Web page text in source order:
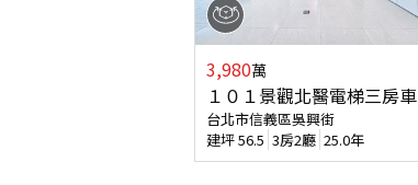
3,980萬
１０１景觀北醫電梯三房車
台北市信義區吳興街
建坪56.5 3房2廳 25.0年